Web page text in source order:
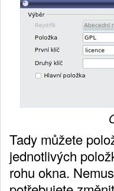
Tady můžete
jednotlivých
rohu okna.